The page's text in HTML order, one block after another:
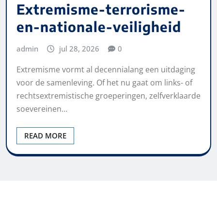
Extremisme-terrorisme-
en-nationale-veiligheid
admin jul 28, 2026 0
Extremisme vormt al decennialang een uitdaging
voor de samenleving. Of het nu gaat om links- of
rechtsextremistische groeperingen, zelfverklaarde
soevereinen…
READ MORE